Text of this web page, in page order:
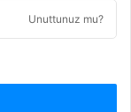
Unuttunuz mu?